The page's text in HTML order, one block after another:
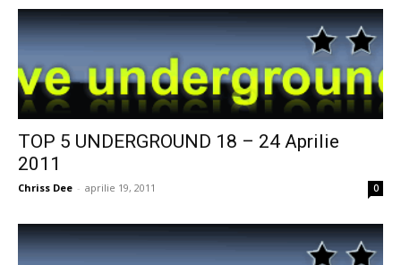
TOP 5 UNDERGROUND 18 – 24 Aprilie
2011
Chriss Dee - aprilie 19, 2011 0